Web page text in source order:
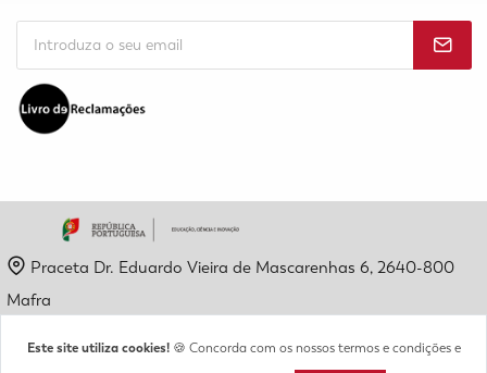
Praceta Dr. Eduardo Vieira de Mascarenhas 6, 2640-800
Mafra
Este site utiliza cookies!🍪 Concorda com os nossos termos e condições e